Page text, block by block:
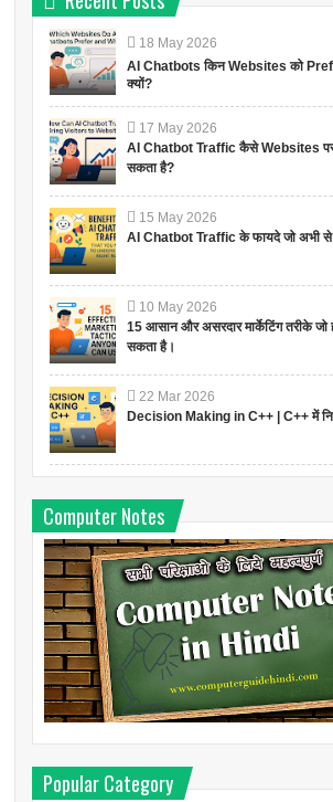
18 May 2026
AI Chatbots किन Websites को
क्यों?
17 May 2026
AI Chatbot Traffic कैसे Websites
सकता है?
15 May 2026
AI Chatbot Traffic के फायदे जो अभी से
10 May 2026
15 आसान और असरदार मार्केटिंग तरीके जो
सकता है।
22 Mar 2026
Decision Making in C++ | C++ में
Computer Notes
Popular Category